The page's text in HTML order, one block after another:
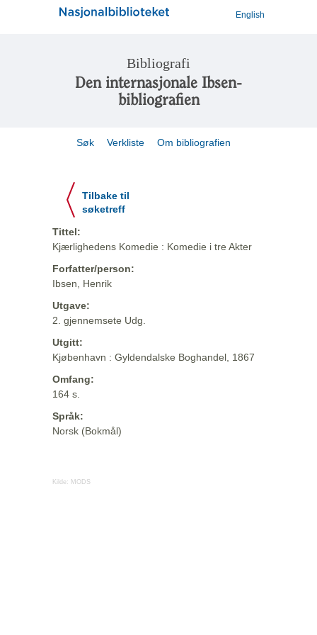
English
Bibliografi
Den internasjonale Ibsen-
bibliografien
Søk Verkliste Om bibliografien
Tilbake til
søketreff
Tittel:
Kjærlighedens Komedie : Komedie i tre Akter
Forfatter/person:
Ibsen, Henrik
Utgave:
2. gjennemsete Udg.
Utgitt:
Kjøbenhavn : Gyldendalske Boghandel, 1867
Omfang:
164 s.
Språk:
Norsk (Bokmål)
Kilde: MODS